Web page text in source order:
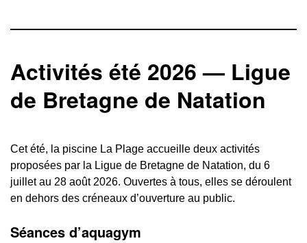
Activités été 2026 — Ligue
de Bretagne de Natation
Cet été, la piscine La Plage accueille deux activités
proposées par la Ligue de Bretagne de Natation, du 6
juillet au 28 août 2026. Ouvertes à tous, elles se déroulent
en dehors des créneaux d’ouverture au public.
Séances d’aquagym